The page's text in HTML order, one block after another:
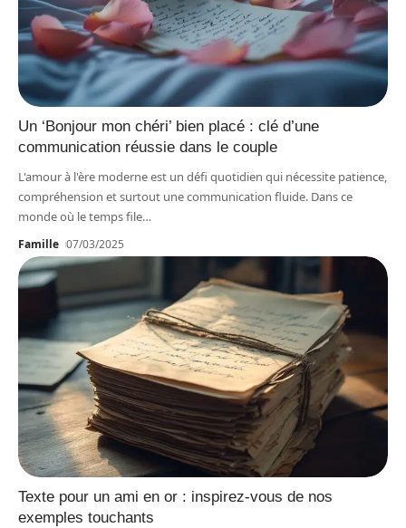
Un ‘Bonjour mon chéri’ bien placé : clé d’une
communication réussie dans le couple
L'amour à l'ère moderne est un défi quotidien qui nécessite patience,
compréhension et surtout une communication fluide. Dans ce
monde où le temps file…
Famille 07/03/2025
Texte pour un ami en or : inspirez-vous de nos
exemples touchants